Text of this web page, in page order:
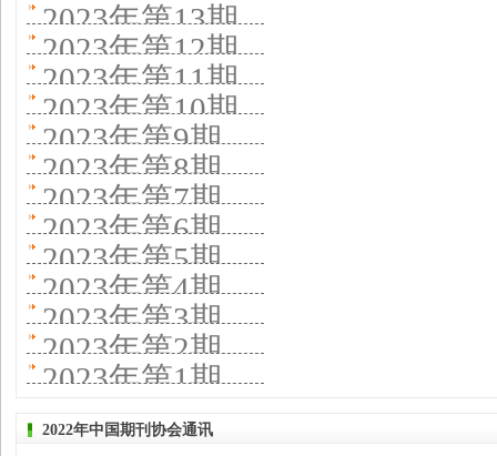
2023年第13期
2023年第12期
2023年第11期
2023年第10期
2023年第9期
2023年第8期
2023年第7期
2023年第6期
2023年第5期
2023年第4期
2023年第3期
2023年第2期
2023年第1期
2022年中国期刊协会通讯